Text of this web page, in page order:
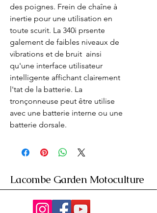
des poignes. Frein de chaîne à
inertie pour une utilisation en
toute scurit. La 340i prsente
galement de faibles niveaux de
vibrations et de bruit  ainsi
qu'une interface utilisateur
intelligente affichant clairement
l'tat de la batterie. La
tronçonneuse peut être utilise
avec une batterie interne ou une
batterie dorsale.
Lacombe Garden Motoculture